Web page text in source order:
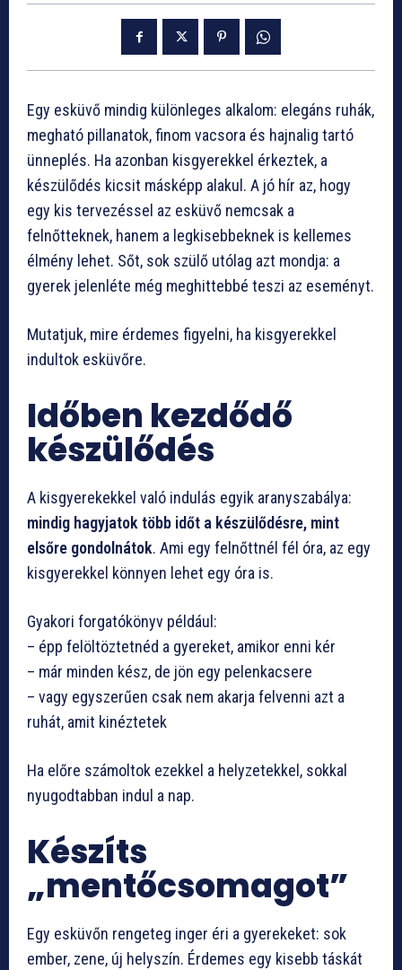
Egy esküvő mindig különleges alkalom: elegáns ruhák,
megható pillanatok, finom vacsora és hajnalig tartó
ünneplés. Ha azonban kisgyerekkel érkeztek, a
készülődés kicsit másképp alakul. A jó hír az, hogy
egy kis tervezéssel az esküvő nemcsak a
felnőtteknek, hanem a legkisebbeknek is kellemes
élmény lehet. Sőt, sok szülő utólag azt mondja: a
gyerek jelenléte még meghittebbé teszi az eseményt.
Mutatjuk, mire érdemes figyelni, ha kisgyerekkel
indultok esküvőre.
Időben kezdődő
készülődés
A kisgyerekekkel való indulás egyik aranyszabálya:
mindig hagyjatok több időt a készülődésre, mint
elsőre gondolnátok. Ami egy felnőttnél fél óra, az egy
kisgyerekkel könnyen lehet egy óra is.
Gyakori forgatókönyv például:
– épp felöltöztetnéd a gyereket, amikor enni kér
– már minden kész, de jön egy pelenkacsere
– vagy egyszerűen csak nem akarja felvenni azt a
ruhát, amit kinéztetek
Ha előre számoltok ezekkel a helyzetekkel, sokkal
nyugodtabban indul a nap.
Készíts
„mentőcsomagot”
Egy esküvőn rengeteg inger éri a gyerekeket: sok
ember, zene, új helyszín. Érdemes egy kisebb táskát